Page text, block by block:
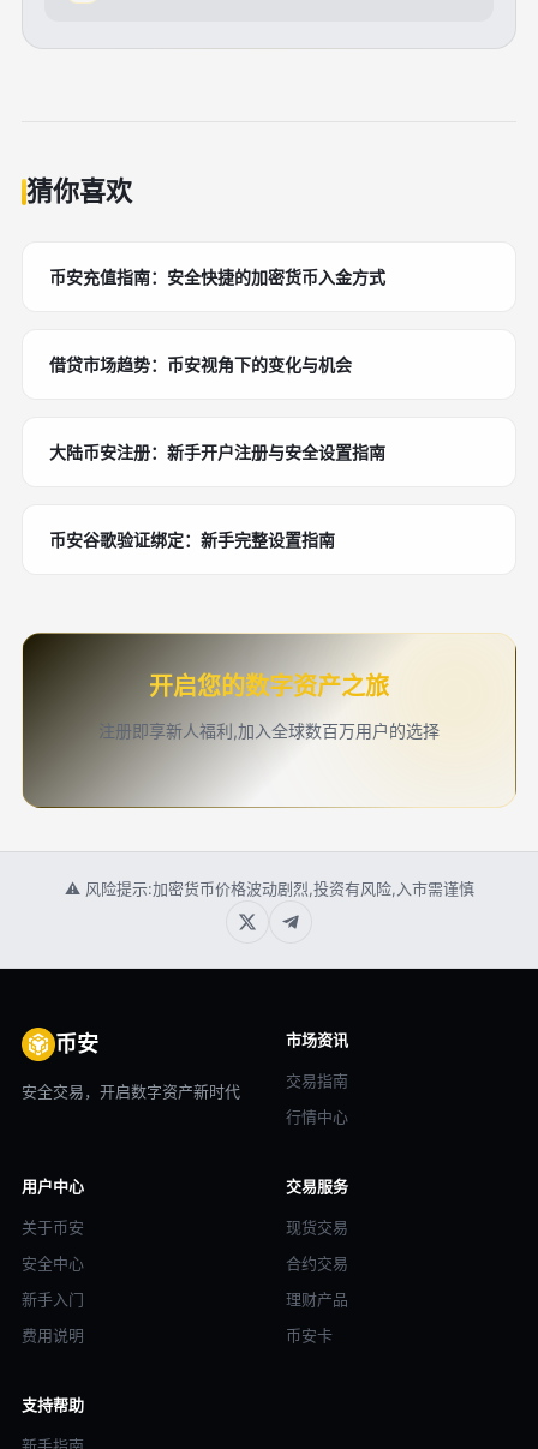
猜你喜欢
币安充值指南：安全快捷的加密货币入金方式
借贷市场趋势：币安视角下的变化与机会
大陆币安注册：新手开户注册与安全设置指南
币安谷歌验证绑定：新手完整设置指南
开启您的数字资产之旅
注册即享新人福利,加入全球数百万用户的选择
⚠ 风险提示:加密货币价格波动剧烈,投资有风险,入市需谨慎
币安
安全交易，开启数字资产新时代
市场资讯
交易指南
行情中心
用户中心
关于币安
安全中心
新手入门
费用说明
交易服务
现货交易
合约交易
理财产品
币安卡
支持帮助